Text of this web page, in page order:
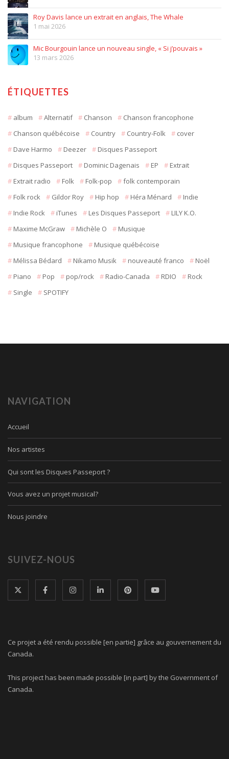
Roy Davis lance un extrait en anglais, The Whale
1 mai 2026
Mic Bourgouin lance un nouveau single, « Si j’pouvais »
13 mars 2026
ÉTIQUETTES
album Alternatif Chanson
Chanson francophone
Chanson québécoise
Country Country-Folk
cover
Dave Harmo
Deezer
Disques Passeport
Disques Passeport
Dominic Dagenais EP
Extrait
Extrait radio
Folk Folk-pop
folk contemporain
Folk rock
Gildor Roy Hip hop Héra Ménard
Indie
Indie Rock
iTunes Les Disques Passeport
LILY K.O.
Maxime McGraw
Michèle O
Musique
Musique francophone
Musique québécoise
Mélissa Bédard
Nikamo Musik nouveauté franco
Noël
Piano
Pop pop/rock Radio-Canada RDIO
Rock
Single
SPOTIFY
NAVIGATION
Accueil
Nos artistes
Qui sont les Disques Passeport ?
Vous avez un projet musical?
Nous joindre
SUIVEZ-NOUS
Ce projet a été rendu possible [en partie] grâce au gouvernement du
Canada.
This project has been made possible [in part] by the Government of
Canada.